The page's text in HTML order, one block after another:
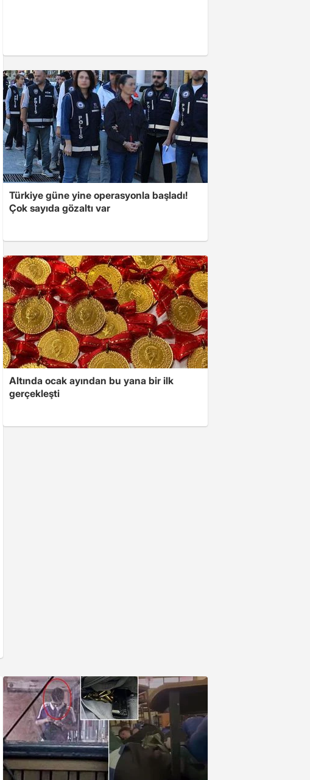
Türkiye güne yine operasyonla başladı!
Çok sayıda gözaltı var
Altında ocak ayından bu yana bir ilk
gerçekleşti